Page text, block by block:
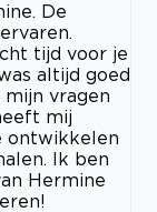
De
tijd voor je
altijd goed
vragen
mij
ontwikkelen
Ik ben
Hermine